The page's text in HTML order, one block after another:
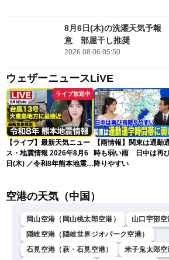
8月6日(木)の洗濯天気予報
意 部屋干し推奨
2026.08.06 05:50
ウェザーニュースLiVE
ライブ放送中
【ライブ】最新天気ニュー
ス・地震情報 2026年8月6
日(木) ／令和8年熊本地震情
〈ウェザーニュースLiVEサ
口剛央〉
【雨情報】関東は通勤
時も弱い雨 日中は再
降りやすい
空港の天気（中国）
岡山空港（岡山桃太郎空港） 山口宇部空
隠岐空港（隠岐世界ジオパーク空港）
石見空港（萩・石見空港）
米子鬼太郎空